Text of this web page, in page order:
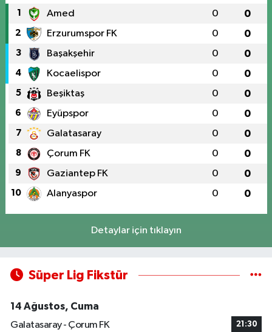
1 Amed 0 0
2 Erzurumspor FK 0 0
3 Başakşehir 0 0
4 Kocaelispor 0 0
5 Beşiktaş 0 0
6 Eyüpspor 0 0
7 Galatasaray 0 0
8 Çorum FK 0 0
9 Gaziantep FK 0 0
10 Alanyaspor 0 0
Detaylar için tıklayın
Süper Lig Fikstür
14 Ağustos, Cuma
Galatasaray - Çorum FK
21:30